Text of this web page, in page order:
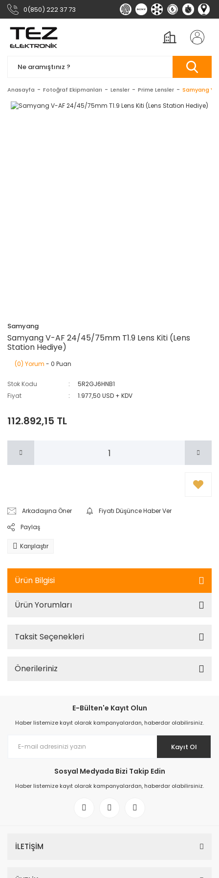
0(850) 222 37 73
Anasayfa Fotoğraf Ekipmanları Lensler Prime Lensler Samyang V-
Samyang
Samyang V-AF 24/45/75mm T1.9 Lens Kiti (Lens
Station Hediye)
(0) Yorum - 0 Puan
Stok Kodu
5R2GJ6HNB1
Fiyat
1.977,50 USD + KDV
112.892,15 TL
Arkadaşına Öner
Fiyatı Düşünce Haber Ver
Paylaş
Karşılaştır
Ürün Bilgisi
Ürün Yorumları
Taksit Seçenekleri
Önerileriniz
E-Bülten'e Kayıt Olun
Haber listemize kayıt olarak kampanyalardan, haberdar olabilirsiniz.
Kayıt Ol
Sosyal Medyada Bizi Takip Edin
Haber listemize kayıt olarak kampanyalardan, haberdar olabilirsiniz.
İLETİŞİM